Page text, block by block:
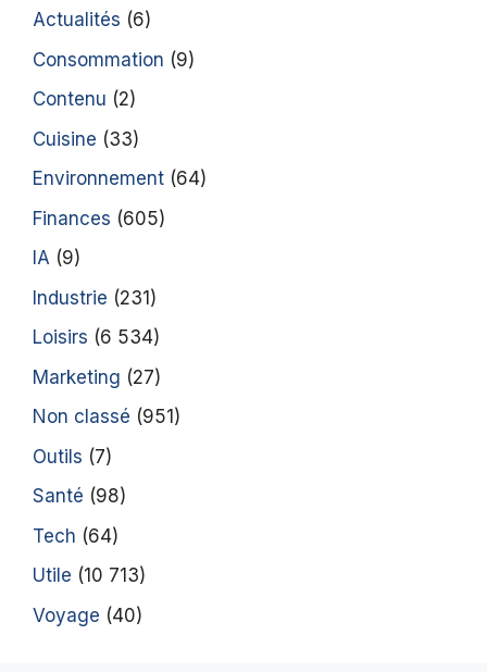
Actualités (6)
Consommation (9)
Contenu (2)
Cuisine (33)
Environnement (64)
Finances (605)
IA (9)
Industrie (231)
Loisirs (6 534)
Marketing (27)
Non classé (951)
Outils (7)
Santé (98)
Tech (64)
Utile (10 713)
Voyage (40)